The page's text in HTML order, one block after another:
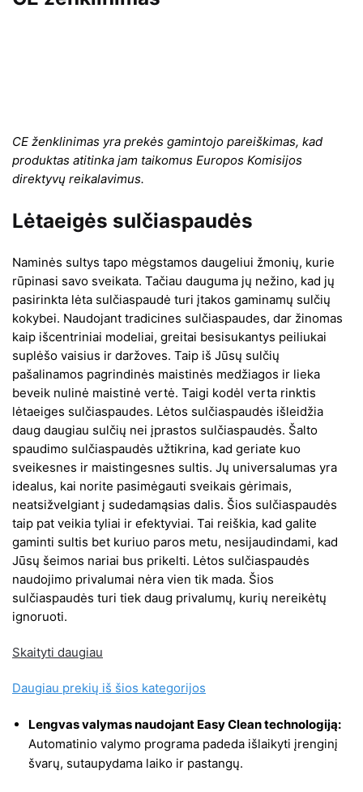
CE ženklinimas yra prekės gamintojo pareiškimas, kad
produktas atitinka jam taikomus Europos Komisijos
direktyvų reikalavimus.
Lėtaeigės sulčiaspaudės
Naminės sultys tapo mėgstamos daugeliui žmonių, kurie
rūpinasi savo sveikata. Tačiau dauguma jų nežino, kad jų
pasirinkta lėta sulčiaspaudė turi įtakos gaminamų sulčių
kokybei. Naudojant tradicines sulčiaspaudes, dar žinomas
kaip išcentriniai modeliai, greitai besisukantys peiliukai
suplėšo vaisius ir daržoves. Taip iš Jūsų sulčių
pašalinamos pagrindinės maistinės medžiagos ir lieka
beveik nulinė maistinė vertė. Taigi kodėl verta rinktis
lėtaeiges sulčiaspaudes. Lėtos sulčiaspaudės išleidžia
daug daugiau sulčių nei įprastos sulčiaspaudės. Šalto
spaudimo sulčiaspaudės užtikrina, kad geriate kuo
sveikesnes ir maistingesnes sultis. Jų universalumas yra
idealus, kai norite pasimėgauti sveikais gėrimais,
neatsižvelgiant į sudedamąsias dalis. Šios sulčiaspaudės
taip pat veikia tyliai ir efektyviai. Tai reiškia, kad galite
gaminti sultis bet kuriuo paros metu, nesijaudindami, kad
Jūsų šeimos nariai bus prikelti. Lėtos sulčiaspaudės
naudojimo privalumai nėra vien tik mada. Šios
sulčiaspaudės turi tiek daug privalumų, kurių nereikėtų
ignoruoti.
Skaityti daugiau
Daugiau prekių iš šios kategorijos
Lengvas valymas naudojant Easy Clean technologiją:
Automatinio valymo programa padeda išlaikyti įrenginį
švarų, sutaupydama laiko ir pastangų.